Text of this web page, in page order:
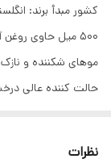
کشور مبدأ برند:
۵۰۰ میل حاوی
موهای شکننده و
حالت کننده عالی
نظرات